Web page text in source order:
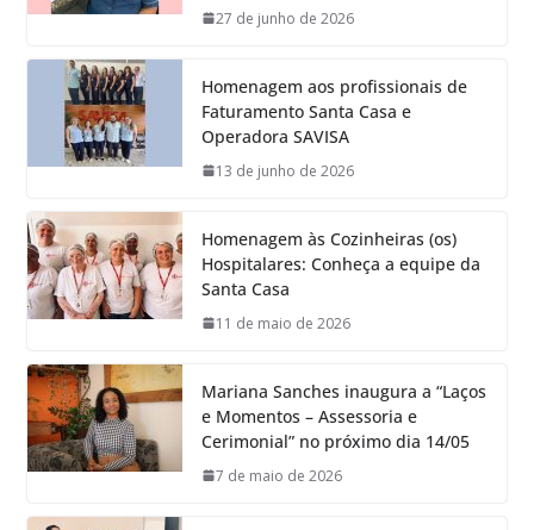
27 de junho de 2026
Homenagem aos profissionais de
Faturamento Santa Casa e
Operadora SAVISA
13 de junho de 2026
Homenagem às Cozinheiras (os)
Hospitalares: Conheça a equipe da
Santa Casa
11 de maio de 2026
Mariana Sanches inaugura a “Laços
e Momentos – Assessoria e
Cerimonial” no próximo dia 14/05
7 de maio de 2026